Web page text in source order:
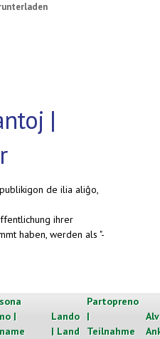
|
de ilia aliĝo,
ihrer
haben, werden als "-
|
Lando
| Land
Partopreno
|
Teilnahme